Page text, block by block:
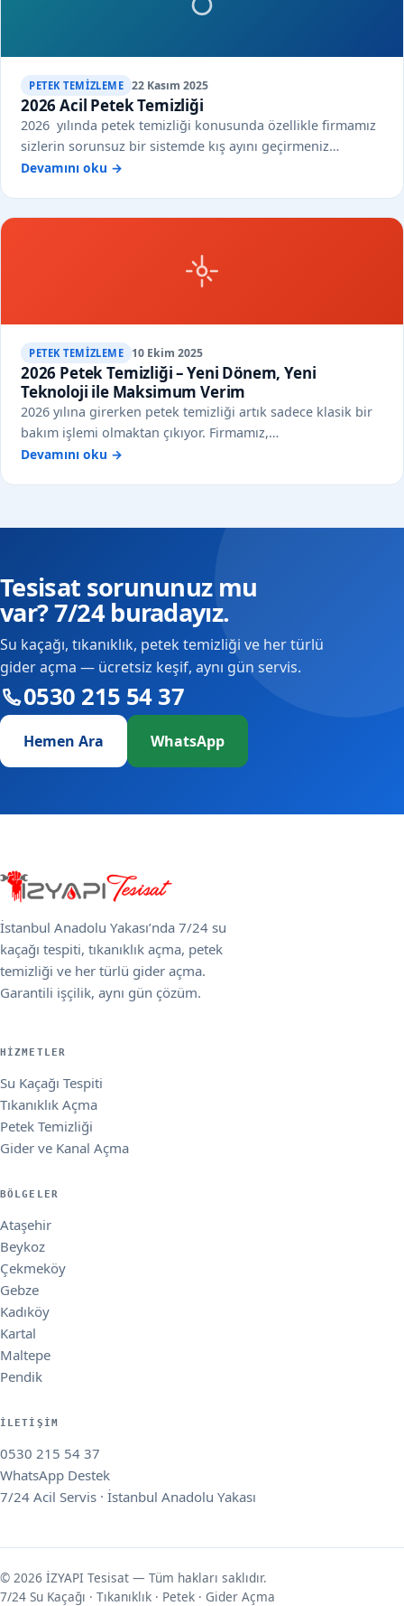
PETEK TEMIZLEME 22 Kasım 2025
2026 Acil Petek Temizliği
2026 yılında petek temizliği konusunda özellikle firmamız
sizlerin sorunsuz bir sistemde kış ayını geçirmeniz…
Devamını oku →
PETEK TEMIZLEME 10 Ekim 2025
2026 Petek Temizliği – Yeni Dönem, Yeni
Teknoloji ile Maksimum Verim
2026 yılına girerken petek temizliği artık sadece klasik bir
bakım işlemi olmaktan çıkıyor. Firmamız,…
Devamını oku →
Tesisat sorununuz mu
var? 7/24 buradayız.
Su kaçağı, tıkanıklık, petek temizliği ve her türlü
gider açma — ücretsiz keşif, aynı gün servis.
0530 215 54 37
Hemen Ara WhatsApp
İstanbul Anadolu Yakası’nda 7/24 su
kaçağı tespiti, tıkanıklık açma, petek
temizliği ve her türlü gider açma.
Garantili işçilik, aynı gün çözüm.
HIZMETLER
Su Kaçağı Tespiti
Tıkanıklık Açma
Petek Temizliği
Gider ve Kanal Açma
BÖLGELER
Ataşehir
Beykoz
Çekmeköy
Gebze
Kadıköy
Kartal
Maltepe
Pendik
İLETIŞIM
0530 215 54 37
WhatsApp Destek
7/24 Acil Servis · İstanbul Anadolu Yakası
© 2026 İZYAPI Tesisat — Tüm hakları saklıdır.
7/24 Su Kaçağı · Tıkanıklık · Petek · Gider Açma